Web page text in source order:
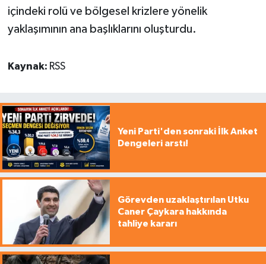
içindeki rolü ve bölgesel krizlere yönelik
yaklaşımının ana başlıklarını oluşturdu.
Kaynak: RSS
Yeni Parti'den sonraki İlk Anket
Dengeleri arstı!
Görevden uzaklaştırılan Utku
Caner Çaykara hakkında
tahliye kararı